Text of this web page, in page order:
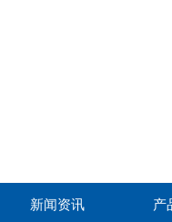
新闻资讯 产